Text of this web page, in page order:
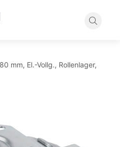
Suche
mm, El.-Vollg., Rollenlager,